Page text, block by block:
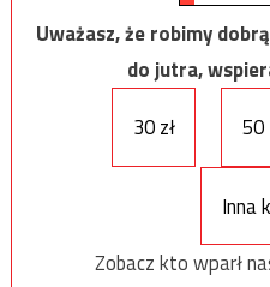
Uważasz, że robimy
do jutra,
30 zł
50
Inna
Zobacz kto wparł